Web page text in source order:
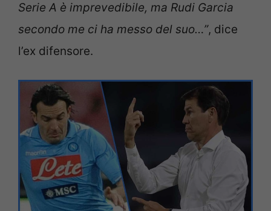
Serie A è imprevedibile, ma Rudi Garcia
secondo me ci ha messo del suo…”, dice
l’ex difensore.